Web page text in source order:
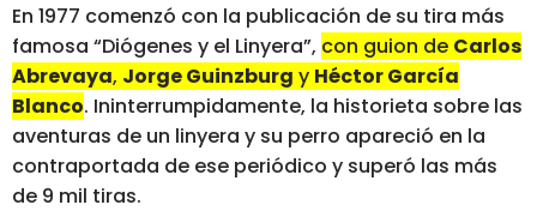
En 1977 comenzó con la publicación de su tira más
famosa “Diógenes y el Linyera”, con guion de Carlos
Abrevaya, Jorge Guinzburg y Héctor García
Blanco. Ininterrumpidamente, la historieta sobre las
aventuras de un linyera y su perro apareció en la
contraportada de ese periódico y superó las más
de 9 mil tiras.